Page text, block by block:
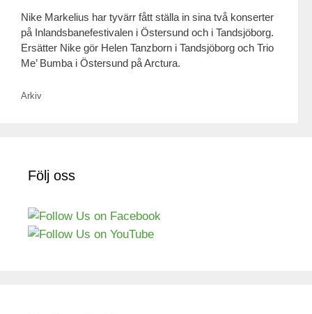
Nike Markelius har tyvärr fått ställa in sina två konserter
på Inlandsbanefestivalen i Östersund och i Tandsjöborg.
Ersätter Nike gör Helen Tanzborn i Tandsjöborg och Trio
Me’ Bumba i Östersund på Arctura.
Kategorier
Arkiv
Följ oss